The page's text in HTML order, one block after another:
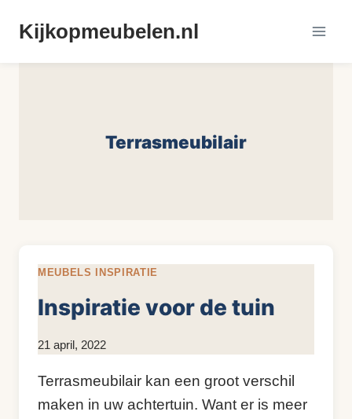
naarKijkopmeubelen.nl
Terrasmeubilair
MEUBELS INSPIRATIE
Inspiratie voor de tuin
Door
Sneijder
21 april, 2022
Terrasmeubilair kan een groot verschil
maken in uw achtertuin. Want er is meer